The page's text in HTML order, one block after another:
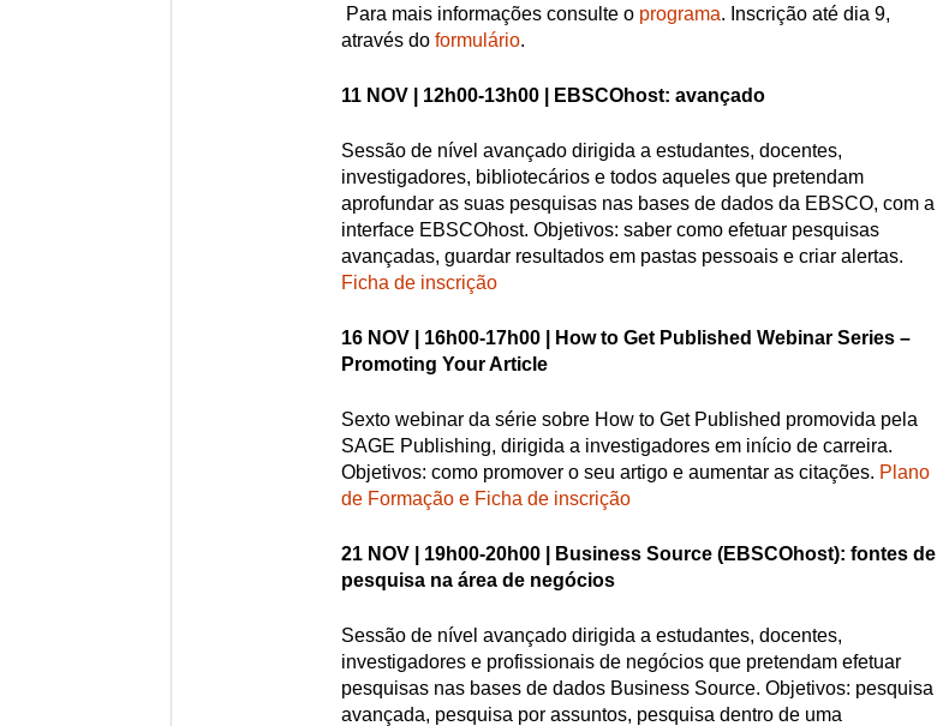
Para mais informações consulte o programa. Inscrição até dia 9,
através do formulário.
11 NOV | 12h00-13h00 | EBSCOhost: avançado
Sessão de nível avançado dirigida a estudantes, docentes,
investigadores, bibliotecários e todos aqueles que pretendam
aprofundar as suas pesquisas nas bases de dados da EBSCO, com a
interface EBSCOhost. Objetivos: saber como efetuar pesquisas
avançadas, guardar resultados em pastas pessoais e criar alertas.
Ficha de inscrição
16 NOV | 16h00-17h00 |
How to Get Published Webinar Series –
Promoting Your Article
Sexto webinar da série sobre How to Get Published promovida pela
SAGE Publishing, dirigida a investigadores em início de carreira.
Objetivos: como promover o seu artigo e aumentar as citações. Plano
de Formação e Ficha de inscrição
21 NOV | 19h00-20h00 |
Business Source (EBSCOhost): fontes de
pesquisa na área de negócios
Sessão de nível avançado dirigida a estudantes, docentes,
investigadores e profissionais de negócios que pretendam efetuar
pesquisas nas bases de dados Business Source. Objetivos: pesquisa
avançada, pesquisa por assuntos, pesquisa dentro de uma